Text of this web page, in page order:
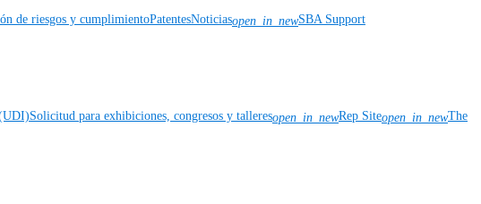
de riesgos y cumplimientoPatentesNoticiasopen_in_newSBA Support
Solicitud para exhibiciones, congresos y talleresopen_in_newRep Siteopen_in_newThe